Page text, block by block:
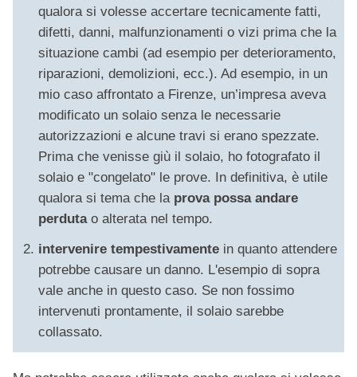
qualora si volesse accertare tecnicamente fatti,
difetti, danni, malfunzionamenti o vizi prima che la
situazione cambi (ad esempio per deterioramento,
riparazioni, demolizioni, ecc.). Ad esempio, in un
mio caso affrontato a Firenze, un’impresa aveva
modificato un solaio senza le necessarie
autorizzazioni e alcune travi si erano spezzate.
Prima che venisse giù il solaio, ho fotografato il
solaio e "congelato" le prove. In definitiva, è utile
qualora si tema che laprova possa andare
perdutao alterata nel tempo.
intervenire tempestivamente in quanto attendere
potrebbe causare un danno. L'esempio di sopra
vale anche in questo caso. Se non fossimo
intervenuti prontamente, il solaio sarebbe
collassato.